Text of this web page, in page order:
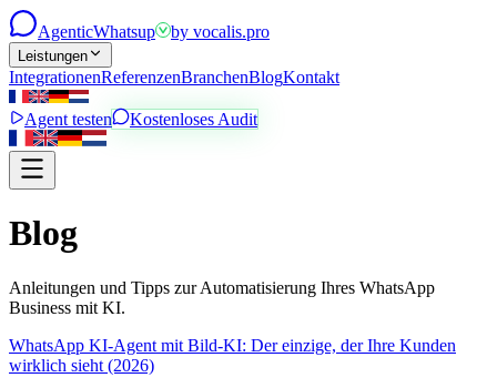
AgenticWhatsup by vocalis.pro
Leistungen
IntegrationenReferenzenBranchenBlogKontakt
Agent testen Kostenloses Audit
Blog
Anleitungen und Tipps zur Automatisierung Ihres WhatsApp
Business mit KI.
WhatsApp KI-Agent mit Bild-KI: Der einzige, der Ihre Kunden
wirklich sieht (2026)